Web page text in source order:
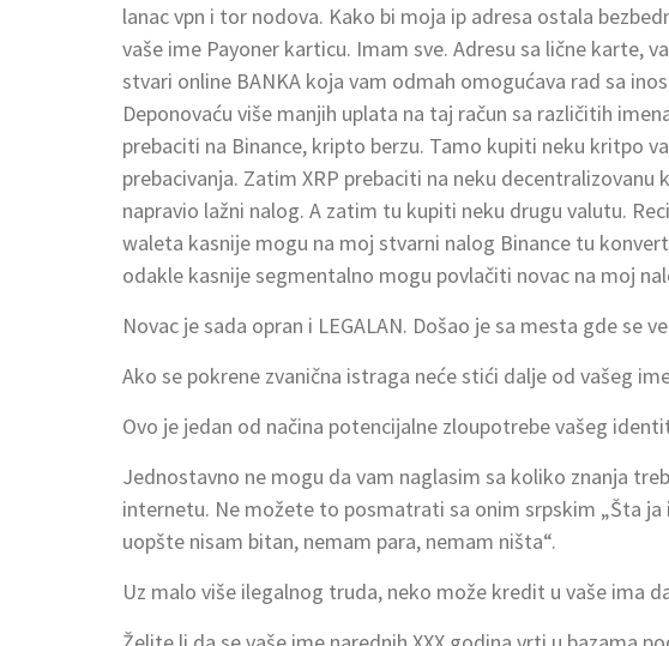
lanac vpn i tor nodova. Kako bi moja ip adresa ostala
vaše ime Payoner karticu. Imam sve. Adresu sa lične karte,
stvari online BANKA koja vam odmah omogućava rad sa
Deponovaću više manjih uplata na taj račun sa različitih
prebaciti na Binance, kripto berzu. Tamo kupiti neku kritpo
prebacivanja. Zatim XRP prebaciti na neku
napravio lažni nalog. A zatim tu kupiti neku drugu valutu.
waleta kasnije mogu na moj stvarni nalog Binance tu
odakle kasnije segmentalno mogu povlačiti novac na moj
Novac je sada opran i LEGALAN. Došao je sa mesta gde se
Ako se pokrene zvanična istraga neće stići dalje od vašeg
Ovo je jedan od načina potencijalne zloupotrebe vašeg
Jednostavno ne mogu da vam naglasim sa koliko znanja
internetu. Ne možete to posmatrati sa onim srpskim „Šta ja
uopšte nisam bitan, nemam para, nemam ništa“.
Uz malo više ilegalnog truda, neko može kredit u vaše ima